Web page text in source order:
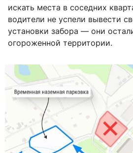
искать места в соседних
водители не успели вывести
установки забора — они
огороженной территории.